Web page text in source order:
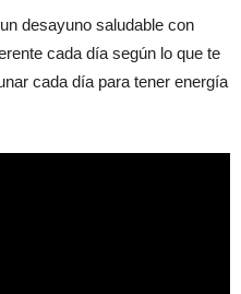
desayuno saludable con
cada día según lo que te
cada día para tener energía